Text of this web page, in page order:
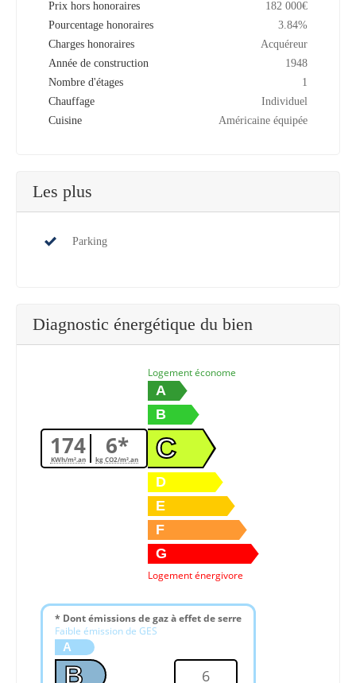
Prix hors honoraires
182 000€
Pourcentage honoraires
3.84%
Charges honoraires
Acquéreur
Année de construction
1948
Nombre d'étages
1
Chauffage
Individuel
Cuisine
Américaine équipée
Les plus
Parking
Diagnostic énergétique du bien
174
KWh/m².an 6*
kg CO2/m².an
Logement économe
A
B
C
D
E
F
G
Logement énergivore
* Dont émissions de gaz à effet de serre
Faible émission de GES
A
B 6